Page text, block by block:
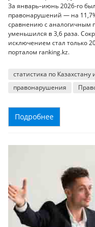
За январь–июнь 2026-го
правонарушений — на
сравнению с аналогичным
уменьшился в 3,6 раза.
исключением стал только
порталом ranking.kz.
статистика по Казахстану
правонарушения
Подробнее